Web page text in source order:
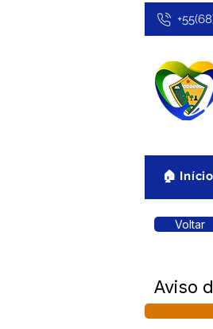
🏠 Início
Voltar
Aviso